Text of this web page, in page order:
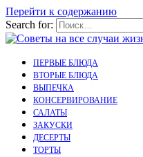
Перейти к содержанию
Search for:
ПЕРВЫЕ БЛЮДА
ВТОРЫЕ БЛЮДА
ВЫПЕЧКА
КОНСЕРВИРОВАНИЕ
САЛАТЫ
ЗАКУСКИ
ДЕСЕРТЫ
ТОРТЫ